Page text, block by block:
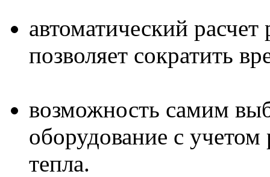
автоматический
позволяет сократить
возможность самим
оборудование с
тепла.